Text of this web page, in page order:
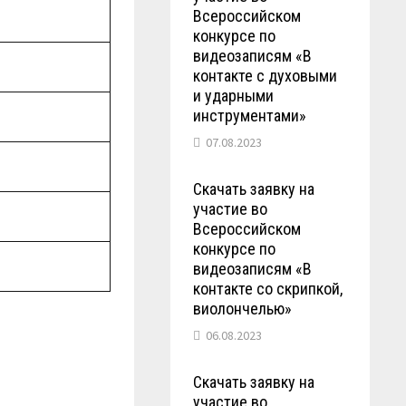
Всероссийском
конкурсе по
видеозаписям «В
контакте с духовыми
и ударными
инструментами»
07.08.2023
Скачать заявку на
участие во
Всероссийском
конкурсе по
видеозаписям «В
контакте со скрипкой,
виолончелью»
06.08.2023
Скачать заявку на
участие во